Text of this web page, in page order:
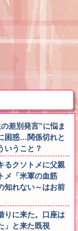
差別発言”に悩ま
困惑…関係切れと
いうこと？
るクソトメに父親
メ「米軍の血筋
知れない～はお前
りに来た。口座は
」と来た既視